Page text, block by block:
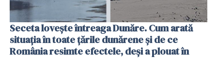
Seceta lovește întreaga Dunăre. Cum arată
situația în toate țările dunărene și de ce
România resimte efectele, deși a plouat în